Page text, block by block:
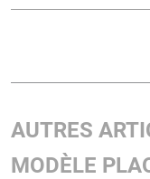
AUTRES
MODÈLE